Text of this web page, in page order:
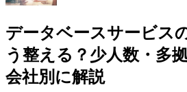
データベースサービス
う整える？少人数・多
会社別に解説